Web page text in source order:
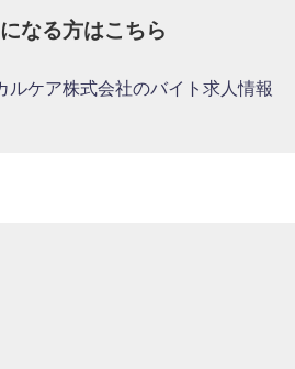
なる方はこちら
ルケア株式会社のバイト求人情報